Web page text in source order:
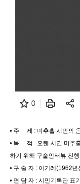
0
• 주 제 : 미추홀 시민의
• 목 적 : 오랜 시간 미추
하기 위해 구술인터뷰 진행
• 구 술 자 : 이기례(1962년
• 면 담 자 : 시민기록단 표